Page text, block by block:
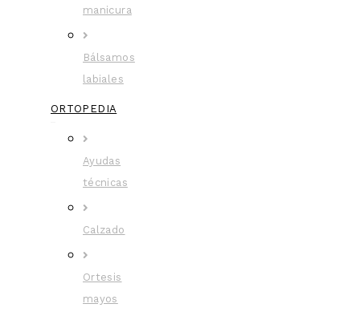
manicura
Bálsamos
labiales
ORTOPEDIA
Ayudas
técnicas
Calzado
Ortesis
mayos